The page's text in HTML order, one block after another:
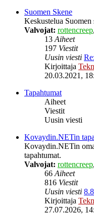
Suomen Skene
Keskustelua Suomen
Valvojat: rottencreep,
13Aiheet
197 Viestit
Uusin viesti
Kirjoittaja
20.03.2021,
Tapahtumat
Aiheet
Viestit
Uusin viesti
Kovaydin.NETin
Kovaydin.NETin
tapahtumat.
Valvojat: rottencreep,
66Aiheet
816 Viestit
Uusin viesti
Kirjoittaja
27.07.2026,